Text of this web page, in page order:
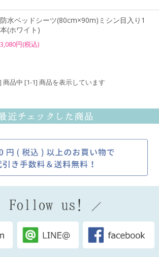
防水ベッドシーツ(80cm×90m)ミシン目入り1
本(ホワイト)
3,080円(税込)
商品中 [1-1] 商品を表示しています